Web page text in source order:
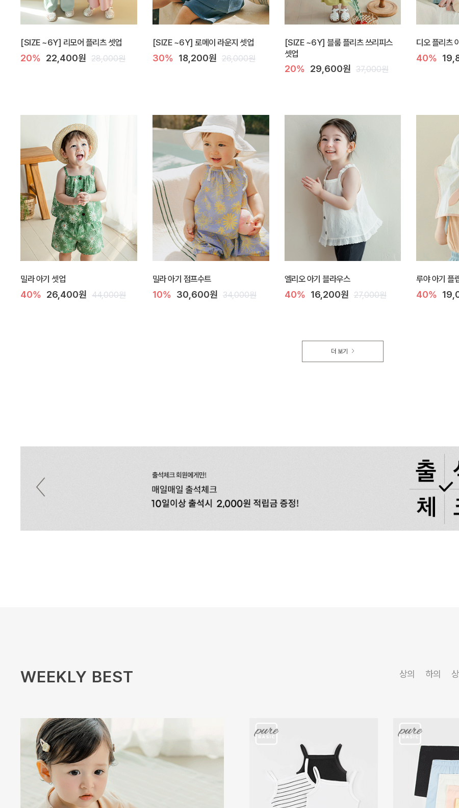
[SIZE ~6Y] 리모어 플리츠 셋업
20% 22,400원 28,000원
[SIZE ~6Y] 로메이 라운지 셋업
30% 18,200원 26,000원
[SIZE ~6Y] 블룸 플리츠 쓰리피스
셋업
20% 29,600원 37,000원
디오 플리츠
40%
밀라 아기 셋업
40% 26,400원 44,000원
밀라 아기 점프수트
10% 30,600원 34,000원
엘리오 아기 블라우스
40% 16,200원 27,000원
루야 아기 플
40%
더 보기
WEEKLY BEST 상의 하의